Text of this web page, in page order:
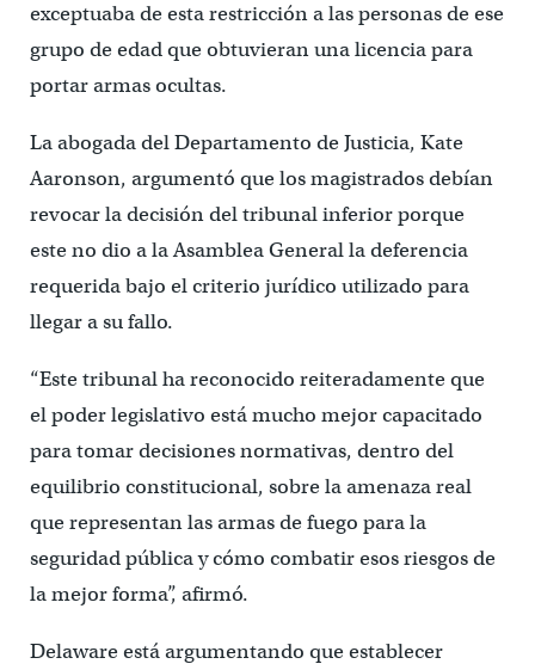
exceptuaba de esta restricción a las personas de ese
grupo de edad que obtuvieran una licencia para
portar armas ocultas.
La abogada del Departamento de Justicia, Kate
Aaronson, argumentó que los magistrados debían
revocar la decisión del tribunal inferior porque
este no dio a la Asamblea General la deferencia
requerida bajo el criterio jurídico utilizado para
llegar a su fallo.
“Este tribunal ha reconocido reiteradamente que
el poder legislativo está mucho mejor capacitado
para tomar decisiones normativas, dentro del
equilibrio constitucional, sobre la amenaza real
que representan las armas de fuego para la
seguridad pública y cómo combatir esos riesgos de
la mejor forma”, afirmó.
Delaware está argumentando que establecer